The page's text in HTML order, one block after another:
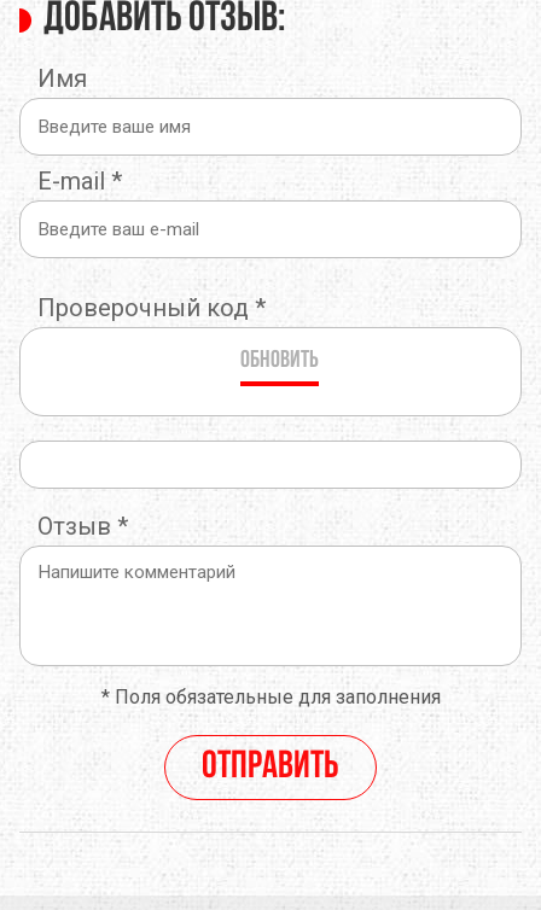
Добавить отзыв:
Имя
E-mail *
Проверочный код *
Обновить
Отзыв *
*Поля обязательные для заполнения
Отправить